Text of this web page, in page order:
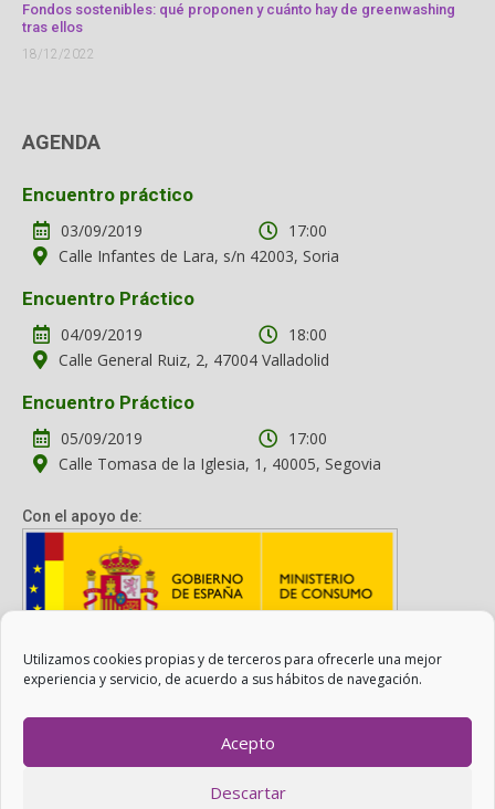
Utilizamos cookies propias y de terceros para ofrecerle una mejor
experiencia y servicio, de acuerdo a sus hábitos de navegación.
Acepto
Descartar
Fondos sostenibles: qué proponen y cuánto hay de greenwashing
tras ellos
18/12/2022
AGENDA
Encuentro práctico
03/09/2019
17:00
Calle Infantes de Lara, s/n 42003, Soria
Encuentro Práctico
04/09/2019
18:00
Calle General Ruiz, 2, 47004 Valladolid
Encuentro Práctico
05/09/2019
17:00
Calle Tomasa de la Iglesia, 1, 40005, Segovia
Con el apoyo de:
Con el apoyo del Ministerio de Consumo. Su contenido es
responsabilidad exclusiva de la asociación.